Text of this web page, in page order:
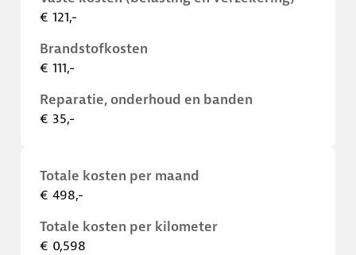
€ 121,-
Brandstofkosten
€ 111,-
Reparatie, onderhoud en banden
€ 35,-
Totale kosten per maand
€ 498,-
Totale kosten per kilometer
€ 0,598